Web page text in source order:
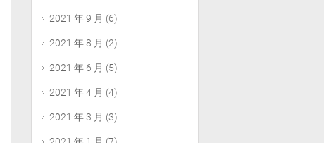
2021 年 9 月 (6)
2021 年 8 月 (2)
2021 年 6 月 (5)
2021 年 4 月 (4)
2021 年 3 月 (3)